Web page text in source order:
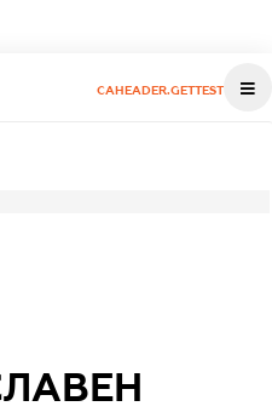
CAHEADER.GETTEST